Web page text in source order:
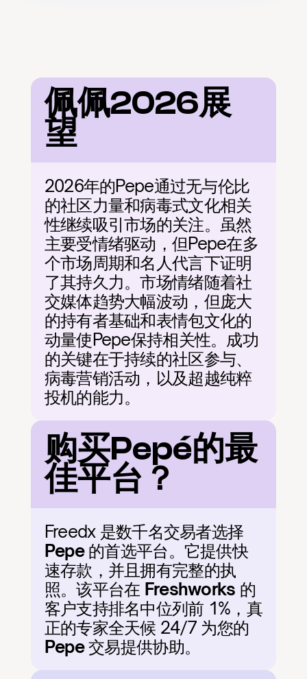
佩佩2026展
望
2026年的Pepe通过无与伦比
的社区力量和病毒式文化相关
性继续吸引市场的关注。虽然
主要受情绪驱动，但Pepe在多
个市场周期和名人代言下证明
了其持久力。市场情绪随着社
交媒体趋势大幅波动，但庞大
的持有者基础和表情包文化的
动量使Pepe保持相关性。成功
的关键在于持续的社区参与、
病毒营销活动，以及超越纯粹
投机的能力。
购买Pepé的最
佳平台？
Pepe 的首选平台。它提供快
速存款，并且拥有完整的执
照。该平台在 Freshworks 的
客户支持排名中位列前 1%，真
Pepe 交易提供协助。